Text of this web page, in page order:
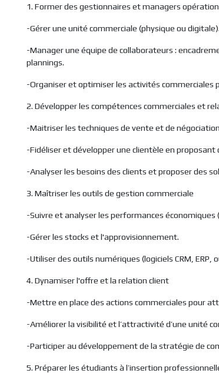
1. Former des gestionnaires et managers
-Gérer une unité commerciale (physique ou digitale).
-Manager une équipe de collaborateurs :
plannings.
-Organiser et optimiser les activités commerciales
2. Développer les compétences commerciales et
-Maitriser les techniques de vente et de
-Fidéliser et développer une clientèle en proposant
-Analyser les besoins des clients et proposer des
3. Maîtriser les outils de gestion commerciale
-Suivre et analyser les performances
-Gérer les stocks et l'approvisionnement.
-Utiliser des outils numériques (logiciels CRM,
4. Dynamiser l'offre et la relation client
-Mettre en place des actions commerciales pour
-Améliorer la visibilité et l’attractivité d’une unité
-Participer au développement de la stratégie de
5. Préparer les étudiants à l’insertion